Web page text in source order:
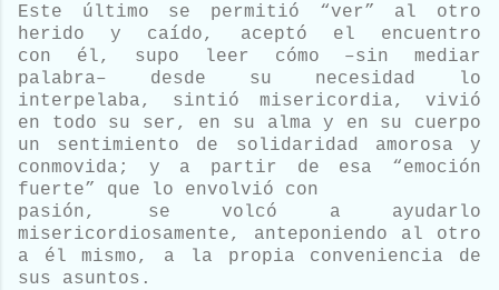
Este último se permitió “ver” al otro
herido y caído, aceptó el encuentro
con él, supo leer cómo –sin mediar
palabra– desde su necesidad lo
interpelaba, sintiómisericordia, vivió
en todo su ser, en su alma y en su cuerpo
un sentimiento de solidaridad amorosa y
conmovida; y a partir de esa “emoción
fuerte” que lo envolvió con
pasión, se volcó a ayudarlo
misericordiosamente, anteponiendo al otro
a él mismo, a la propia conveniencia de
sus asuntos.